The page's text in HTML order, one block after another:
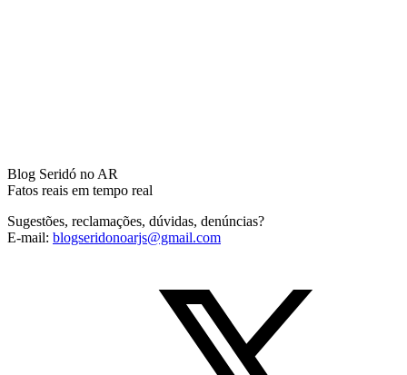
Blog Seridó no AR
Fatos reais em tempo real
Sugestões, reclamações, dúvidas, denúncias?
E-mail: blogseridonoarjs@gmail.com